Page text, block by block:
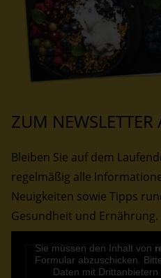
ZUM
Bleiben Sie auf dem
regelmäßig alle
Neuigkeiten sowie Tipps
Gesundheit und Ernährung.
Sie müssen den Inhalt von
Formular abzuschicken.
Daten mit Drittanbietern